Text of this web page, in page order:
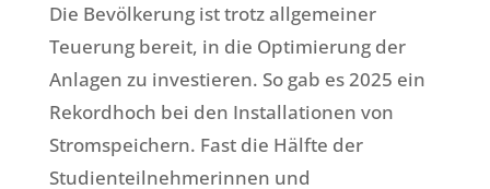
Die Bevölkerung ist trotz allgemeiner
Teuerung bereit, in die Optimierung der
Anlagen zu investieren. So gab es 2025 ein
Rekordhoch bei den Installationen von
Stromspeichern. Fast die Hälfte der
Studienteilnehmerinnen und